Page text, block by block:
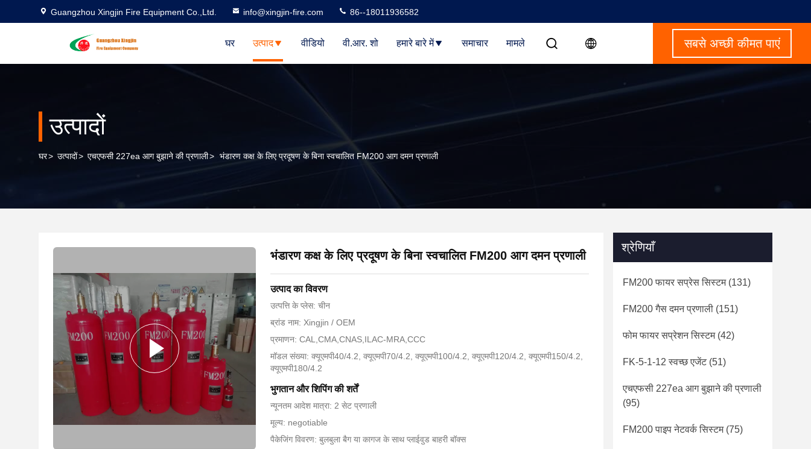
Guangzhou Xingjin Fire Equipment Co.,Ltd. info@xingjin-fire.com 86--18011936582
घर उत्पाद वीडियो वी.आर. शो हमारे बारे में समाचार मामले सबसे अच्छी कीमत पाएं
उत्पादों
घर> उत्पादों> एचएफसी 227ea आग बुझाने की प्रणाली> भंडारण कक्ष के लिए प्रदूषण के बिना स्वचालित FM200 आग दमन प्रणाली
भंडारण कक्ष के लिए प्रदूषण के बिना स्वचालित FM200 आग दमन प्रणाली
उत्पाद का विवरण
उत्पत्ति के प्लेस: चीन
ब्रांड नाम: Xingjin / OEM
प्रमाणन: CAL,CMA,CNAS,ILAC-MRA,CCC
मॉडल संख्या: क्यूएमपी40/4.2, क्यूएमपी70/4.2, क्यूएमपी100/4.2, क्यूएमपी120/4.2, क्यूएमपी150/4.2,
क्यूएमपी180/4.2
भुगतान और शिपिंग की शर्तें
न्यूनतम आदेश मात्रा: 2 सेट प्रणाली
मूल्य: negotiable
पैकेजिंग विवरण: बुलबुला बैग या कागज के साथ प्लाईवुड बाहरी बॉक्स
श्रेणियाँ
FM200 फायर सप्रेस सिस्टम(131)
FM200 गैस दमन प्रणाली (151)
फोम फायर सप्रेशन सिस्टम(42)
FK-5-1-12 स्वच्छ एजेंट(51)
एचएफसी 227ea आग बुझाने की प्रणाली
(95)
FM200 पाइप नेटवर्क सिस्टम(75)